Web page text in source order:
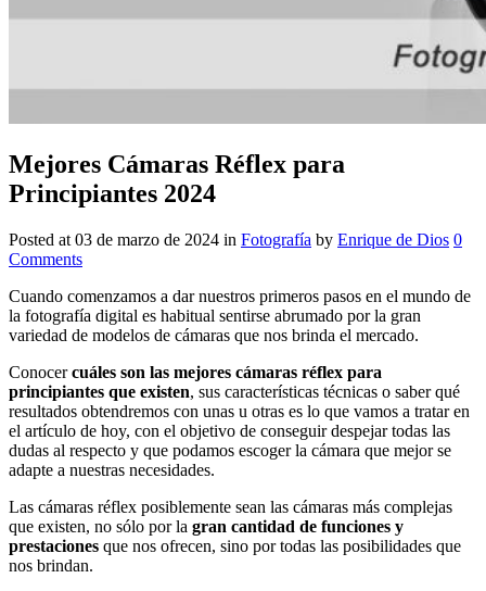
Mejores Cámaras Réflex para
Principiantes 2024
Posted at 03 de marzo de 2024 in Fotografía by Enrique de Dios 0
Comments
Cuando comenzamos a dar nuestros primeros pasos en el mundo de
la fotografía digital es habitual sentirse abrumado por la gran
variedad de modelos de cámaras que nos brinda el mercado.
Conocercuáles son las mejores cámaras réflex para
principiantes que existen, sus características técnicas o saber qué
resultados obtendremos con unas u otras es lo que vamos a tratar en
el artículo de hoy, con el objetivo de conseguir despejar todas las
dudas al respecto y que podamos escoger la cámara que mejor se
adapte a nuestras necesidades.
Las cámaras réflex posiblemente sean las cámaras más complejas
que existen, no sólo por la gran cantidad de funciones y
prestaciones que nos ofrecen, sino por todas las posibilidades que
nos brindan.